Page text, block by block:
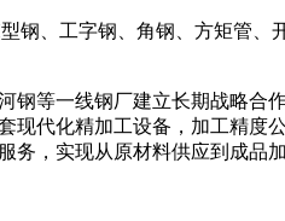
、工字钢、角钢、方矩管、
一线钢厂建立长期战略合
代化精加工设备，加工精
，实现从原材料供应到成